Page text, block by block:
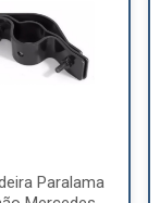
Paralama